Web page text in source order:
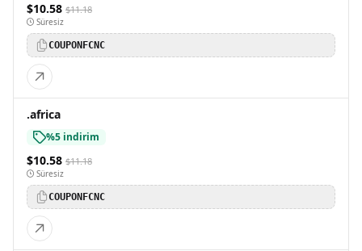
$10.58 $11.18
Süresiz
COUPONFCNC
.africa
%5 indirim
$10.58 $11.18
Süresiz
COUPONFCNC